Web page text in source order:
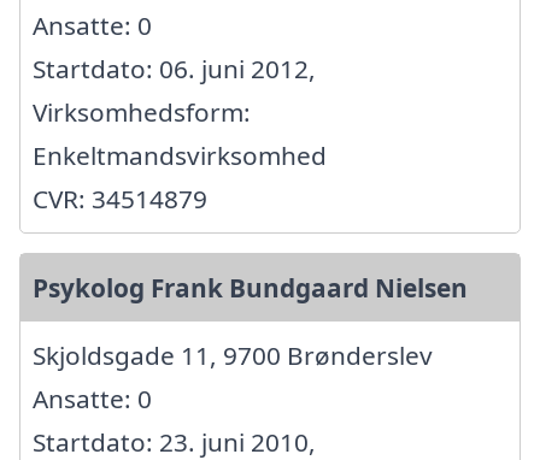
Ansatte: 0
Startdato: 06. juni 2012,
Virksomhedsform:
Enkeltmandsvirksomhed
CVR: 34514879
Psykolog Frank Bundgaard Nielsen
Skjoldsgade 11, 9700 Brønderslev
Ansatte: 0
Startdato: 23. juni 2010,